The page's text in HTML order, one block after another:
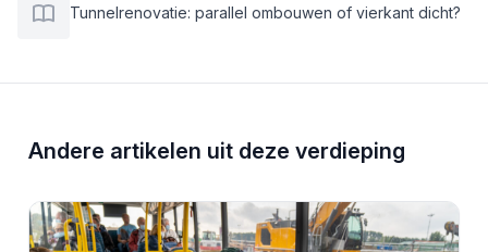
Tunnelrenovatie: parallel ombouwen of vierkant dicht?
Andere artikelen uit deze verdieping